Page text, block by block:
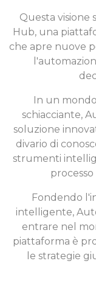
Questa visione
Hub, una
che apre nuove
In un
schiacciante,
soluzione
divario di
strumenti
Fondendo
intelligente,
entrare nel
piattaforma è
le strategie